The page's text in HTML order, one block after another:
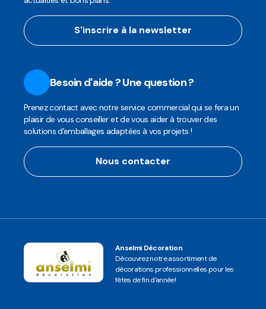
S'inscrire à la newsletter
Besoin d'aide ? Une question ?
Prenez contact avec notre service commercial qui se fera un
plaisir de vous conseiller et de vous aider à trouver des
solutions d'emballages adaptées à vos projets !
Nous contacter
Anselmi Décoration
Découvrez notre assortiment de
décorations professionnelles pour les
fêtes de fin d'année!